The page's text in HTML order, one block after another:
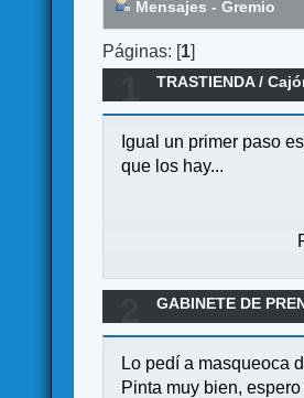
Mensajes - Gremio
Páginas: [1]
TRASTIENDA/
Igual un primer paso
que los hay...
GABINETE DE
Lo pedí a masqueoca
Pinta muy bien,